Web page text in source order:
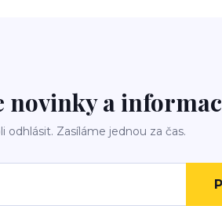
novinky a
odhlásit. Zasíláme jednou za čas.